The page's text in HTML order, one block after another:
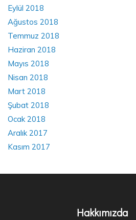
Eylül 2018
Ağustos 2018
Temmuz 2018
Haziran 2018
Mayıs 2018
Nisan 2018
Mart 2018
Şubat 2018
Ocak 2018
Aralık 2017
Kasım 2017
Hakkımızda